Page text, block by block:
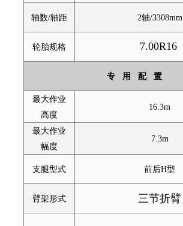
轴数/轴距 2轴/3308mm
轮胎规格 7.00R16
专 用 配 置
最大作业
高度
16.3m
最大作业
幅度
7.3m
支腿型式 前后H型
臂架形式 三节折臂